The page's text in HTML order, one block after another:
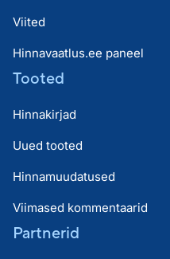
Viited
Hinnavaatlus.ee paneel
Tooted
Hinnakirjad
Uued tooted
Hinnamuudatused
Viimased kommentaarid
Partnerid